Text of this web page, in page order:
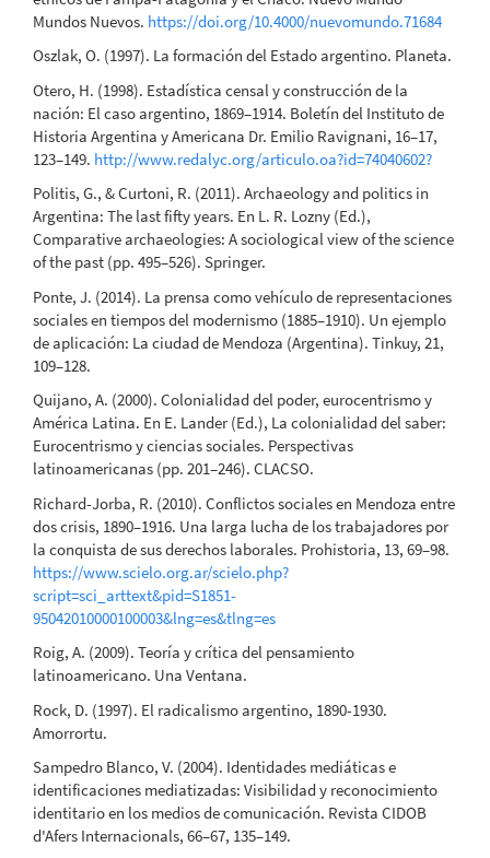
Mundos Nuevos. https://doi.org/10.4000/nuevomundo.71684
Oszlak, O. (1997). La formación del Estado argentino. Planeta.
Otero, H. (1998). Estadística censal y construcción de la
nación: El caso argentino, 1869–1914. Boletín del Instituto de
Historia Argentina y Americana Dr. Emilio Ravignani, 16–17,
123–149. http://www.redalyc.org/articulo.oa?id=74040602?
Politis, G., & Curtoni, R. (2011). Archaeology and politics in
Argentina: The last fifty years. En L. R. Lozny (Ed.),
Comparative archaeologies: A sociological view of the science
of the past (pp. 495–526). Springer.
Ponte, J. (2014). La prensa como vehículo de representaciones
sociales en tiempos del modernismo (1885–1910). Un ejemplo
de aplicación: La ciudad de Mendoza (Argentina). Tinkuy, 21,
109–128.
Quijano, A. (2000). Colonialidad del poder, eurocentrismo y
América Latina. En E. Lander (Ed.), La colonialidad del saber:
Eurocentrismo y ciencias sociales. Perspectivas
latinoamericanas (pp. 201–246). CLACSO.
Richard-Jorba, R. (2010). Conflictos sociales en Mendoza entre
dos crisis, 1890–1916. Una larga lucha de los trabajadores por
la conquista de sus derechos laborales. Prohistoria, 13, 69–98.
https://www.scielo.org.ar/scielo.php?
script=sci_arttext&pid=S1851-
95042010000100003&lng=es&tlng=es
Roig, A. (2009). Teoría y crítica del pensamiento
latinoamericano. Una Ventana.
Rock, D. (1997). El radicalismo argentino, 1890-1930.
Amorrortu.
Sampedro Blanco, V. (2004). Identidades mediáticas e
identificaciones mediatizadas: Visibilidad y reconocimiento
identitario en los medios de comunicación. Revista CIDOB
d'Afers Internacionals, 66–67, 135–149.